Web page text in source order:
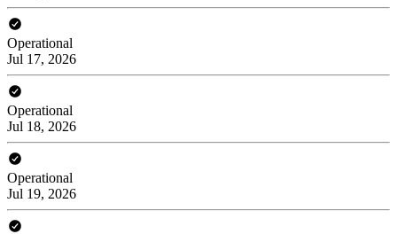
Operational
Jul 17, 2026
Operational
Jul 18, 2026
Operational
Jul 19, 2026